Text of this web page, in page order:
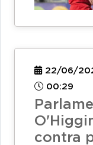
22/06/
00:29
contra